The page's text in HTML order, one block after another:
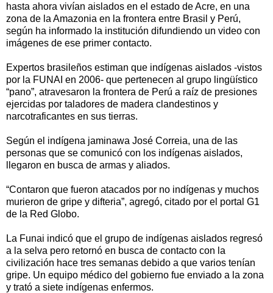
hasta ahora vivían aislados en el estado de Acre, en una
zona de la Amazonia en la frontera entre Brasil y Perú,
según ha informado la institución difundiendo un video con
imágenes de ese primer contacto.
Expertos brasileños estiman que indígenas aislados -vistos
por la FUNAI en 2006- que pertenecen al grupo lingüístico
“pano”, atravesaron la frontera de Perú a raíz de presiones
ejercidas por taladores de madera clandestinos y
narcotraficantes en sus tierras.
Según el indígena jaminawa José Correia, una de las
personas que se comunicó con los indígenas aislados,
llegaron en busca de armas y aliados.
“Contaron que fueron atacados por no indígenas y muchos
murieron de gripe y difteria”, agregó, citado por el portal G1
de la Red Globo.
La Funai indicó que el grupo de indígenas aislados regresó
a la selva pero retornó en busca de contacto con la
civilización hace tres semanas debido a que varios tenían
gripe. Un equipo médico del gobierno fue enviado a la zona
y trató a siete indígenas enfermos.